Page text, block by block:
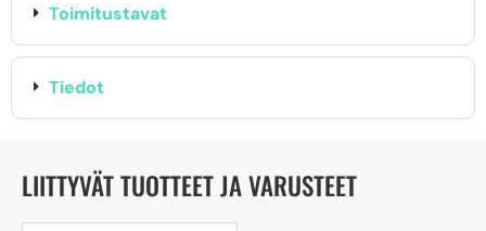
Toimitustavat
Tiedot
LIITTYVÄT TUOTTEET JA VARUSTEET